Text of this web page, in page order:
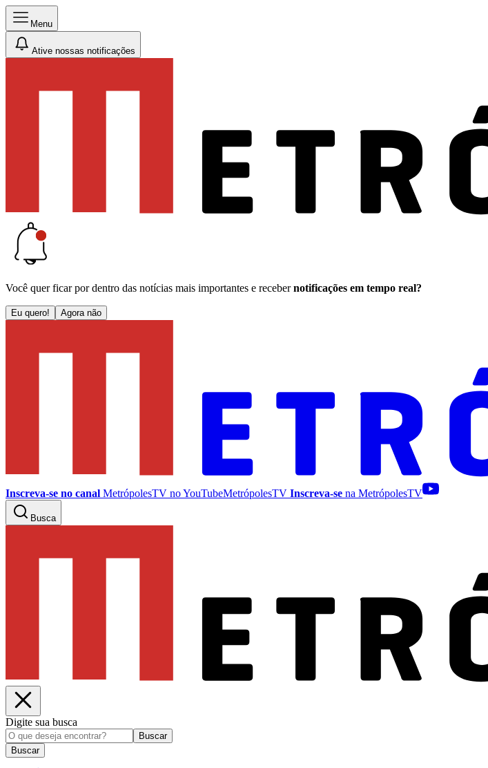
Menu
Ative nossas notificações
Você quer ficar por dentro das notícias mais importantes e receber notificações em tempo real?
Eu quero! Agora não
Inscreva-se no canal MetrópolesTV noYouTubeMetrópolesTV Inscreva-se na MetrópolesTV
Busca
Digite sua busca
Buscar
Buscar